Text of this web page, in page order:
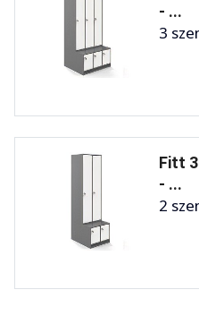
- ...
3
Fitt
- ...
2